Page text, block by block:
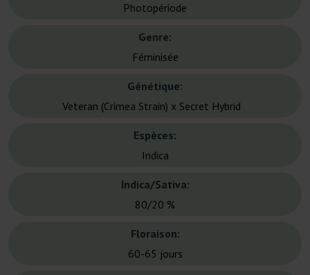
Photopériode
Genre:
Féminisée
Génétique:
Veteran (Crimea Strain) x Secret Hybrid
Espèces:
Indica
Indica/Sativa:
80/20 %
Floraison:
60-65 jours